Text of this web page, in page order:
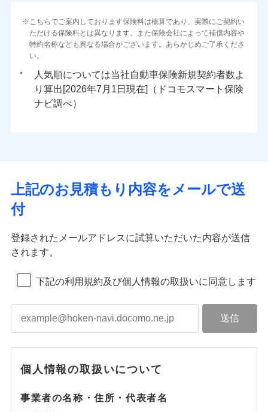
こちらでご案内しております保険料は概算であり、実際にご契約い
ただける保険料とは異なります。また保険会社によって補償内容や
特約名称なども異なる場合がございます。あらかじめご了承くださ
い。
人気順については当社
新規契約者数よ
り算出[
年 月
日現在]（ドコモスマート保険
ナビ調べ）
上記のお見積もり内容をメールで送
付
登録されたメールアドレスに試算いただいた内容が送信
されます。
下記の利用規約及び個人情報の取扱いに同意します
個人情報の取扱いについて
事業者の名称・住所・代表者名